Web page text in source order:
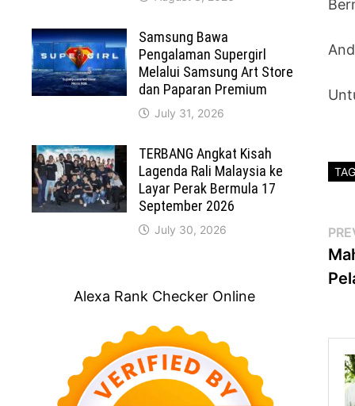
Samsung Bawa
Pengalaman Supergirl
Melalui Samsung Art Store
dan Paparan Premium
July 31, 2026
TERBANG Angkat Kisah
Lagenda Rali Malaysia ke
Layar Perak Bermula 17
September 2026
July 30, 2026
Alexa Rank Checker Online